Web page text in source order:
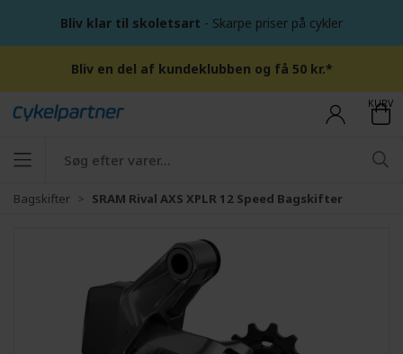
Bliv klar til skoletsart - Skarpe priser på cykler
Bliv en del af kundeklubben og få 50 kr.*
KURV
Bagskifter SRAM Rival AXS XPLR 12 Speed Bagskifter